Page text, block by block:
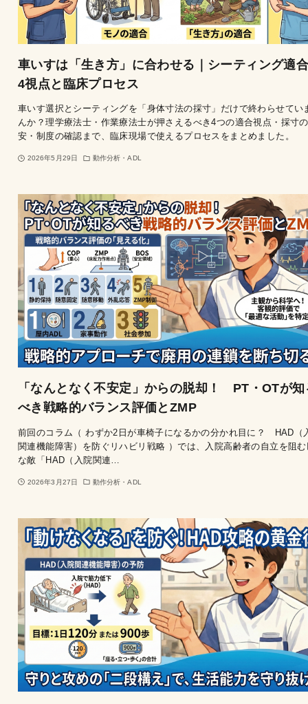
車いすは「生き方」に合わせる｜シーティング適
4視点と臨床プロセス
車いす選択とシーティングを「身体寸法の採寸」だけで終わらせてい
んか？理学療法士・作業療法士が押さえるべき4つの適合視点・採寸
安・制度の確認まで、臨床現場で使えるプロセスをまとめました。
2026年5月29日 動作分析・ADL
「なんとなく不安定」からの脱却！ PT・OTが知
べき戦略的バランス評価とZMP
前回のコラム（ わずか2日が車椅子になるかの分かれ目に？ HAD（
関連機能障害）を防ぐリハビリ戦略 ）では、入院高齢者の自立を阻
な敵「HAD（入院関連…
2026年3月27日 動作分析・ADL